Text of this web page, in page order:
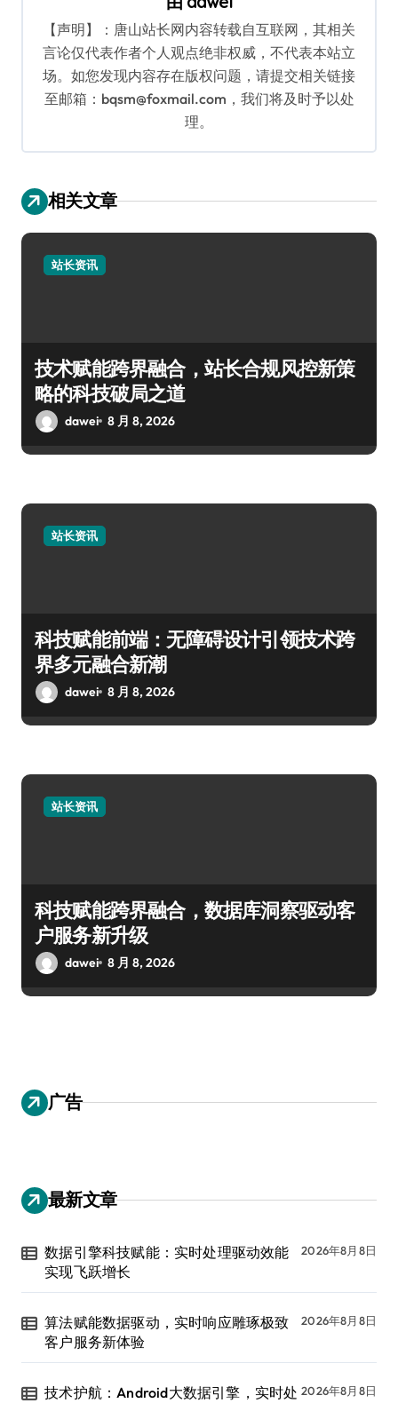
【声明】：唐山站长网内容转载自互联网，其相关
言论仅代表作者个人观点绝非权威，不代表本站立
场。如您发现内容存在版权问题，请提交相关链接
至邮箱：bqsm@foxmail.com，我们将及时予以处
理。
相关文章
站长资讯
技术赋能跨界融合，站长合规风控新策
略的科技破局之道
dawei 8 月 8, 2026
站长资讯
科技赋能前端：无障碍设计引领技术跨
界多元融合新潮
dawei 8 月 8, 2026
站长资讯
科技赋能跨界融合，数据库洞察驱动客
户服务新升级
dawei 8 月 8, 2026
广告
最新文章
数据引擎科技赋能：实时处理驱动效能
实现飞跃增长
2026年8月8日
算法赋能数据驱动，实时响应雕琢极致
客户服务新体验
2026年8月8日
技术护航：Android大数据引擎，实时处 2026年8月8日